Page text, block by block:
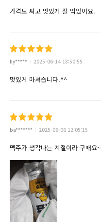
가격도 싸고 맛있게 잘 먹었어요.
hy***** 2025-06-14 18:50:55
맛있게 마셔습니다.^^
ba******* 2025-06-06 12:05:15
맥주가 생각나는 계절이라 구매요~